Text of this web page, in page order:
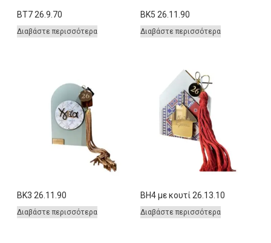
BT7 26.9.70
Διαβάστε περισσότερα
BK5 26.11.90
Διαβάστε περισσότερα
BK3 26.11.90
Διαβάστε περισσότερα
BH4 με κουτί 26.13.10
Διαβάστε περισσότερα